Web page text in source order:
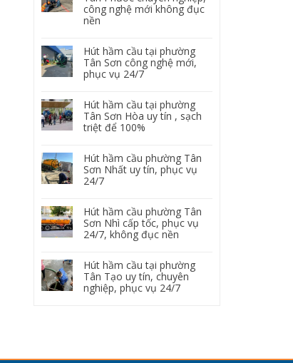
công nghệ mới không đục
nền
Hút hầm cầu tại phường
Tân Sơn công nghệ mới,
phục vụ 24/7
Hút hầm cầu tại phường
Tân Sơn Hòa uy tín , sạch
triệt để 100%
Hút hầm cầu phường Tân
Sơn Nhất uy tín, phục vụ
24/7
Hút hầm cầu phường Tân
Sơn Nhì cấp tốc, phục vụ
24/7, không đục nền
Hút hầm cầu tại phường
Tân Tạo uy tín, chuyên
nghiệp, phục vụ 24/7